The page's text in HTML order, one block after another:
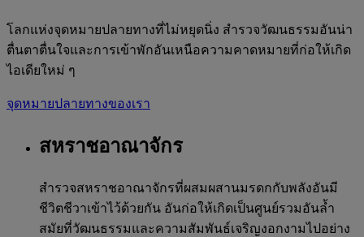
โลกแห่งจุดหมายปลายทางที่ไม่หยุดนิ่ง สำรวจวัฒนธรรมอันน่า
ตื่นตาตื่นใจและการเข้าพักอันเหนือความคาดหมายที่ก่อให้เกิด
ไอเดียใหม่ ๆ
จุดหมายปลายทางของเรา
สหราชอาณาจักร
สำรวจสหราชอาณาจักรที่ผสมผสานมรดกกับพลังอันมี
ชีวิตชีวาเข้าไว้ด้วยกัน อันก่อให้เกิดเป็นศูนย์รวมอันล้ำ
สมัยที่วัฒนธรรมและความสัมพันธ์เจริญงอกงามไปอย่าง